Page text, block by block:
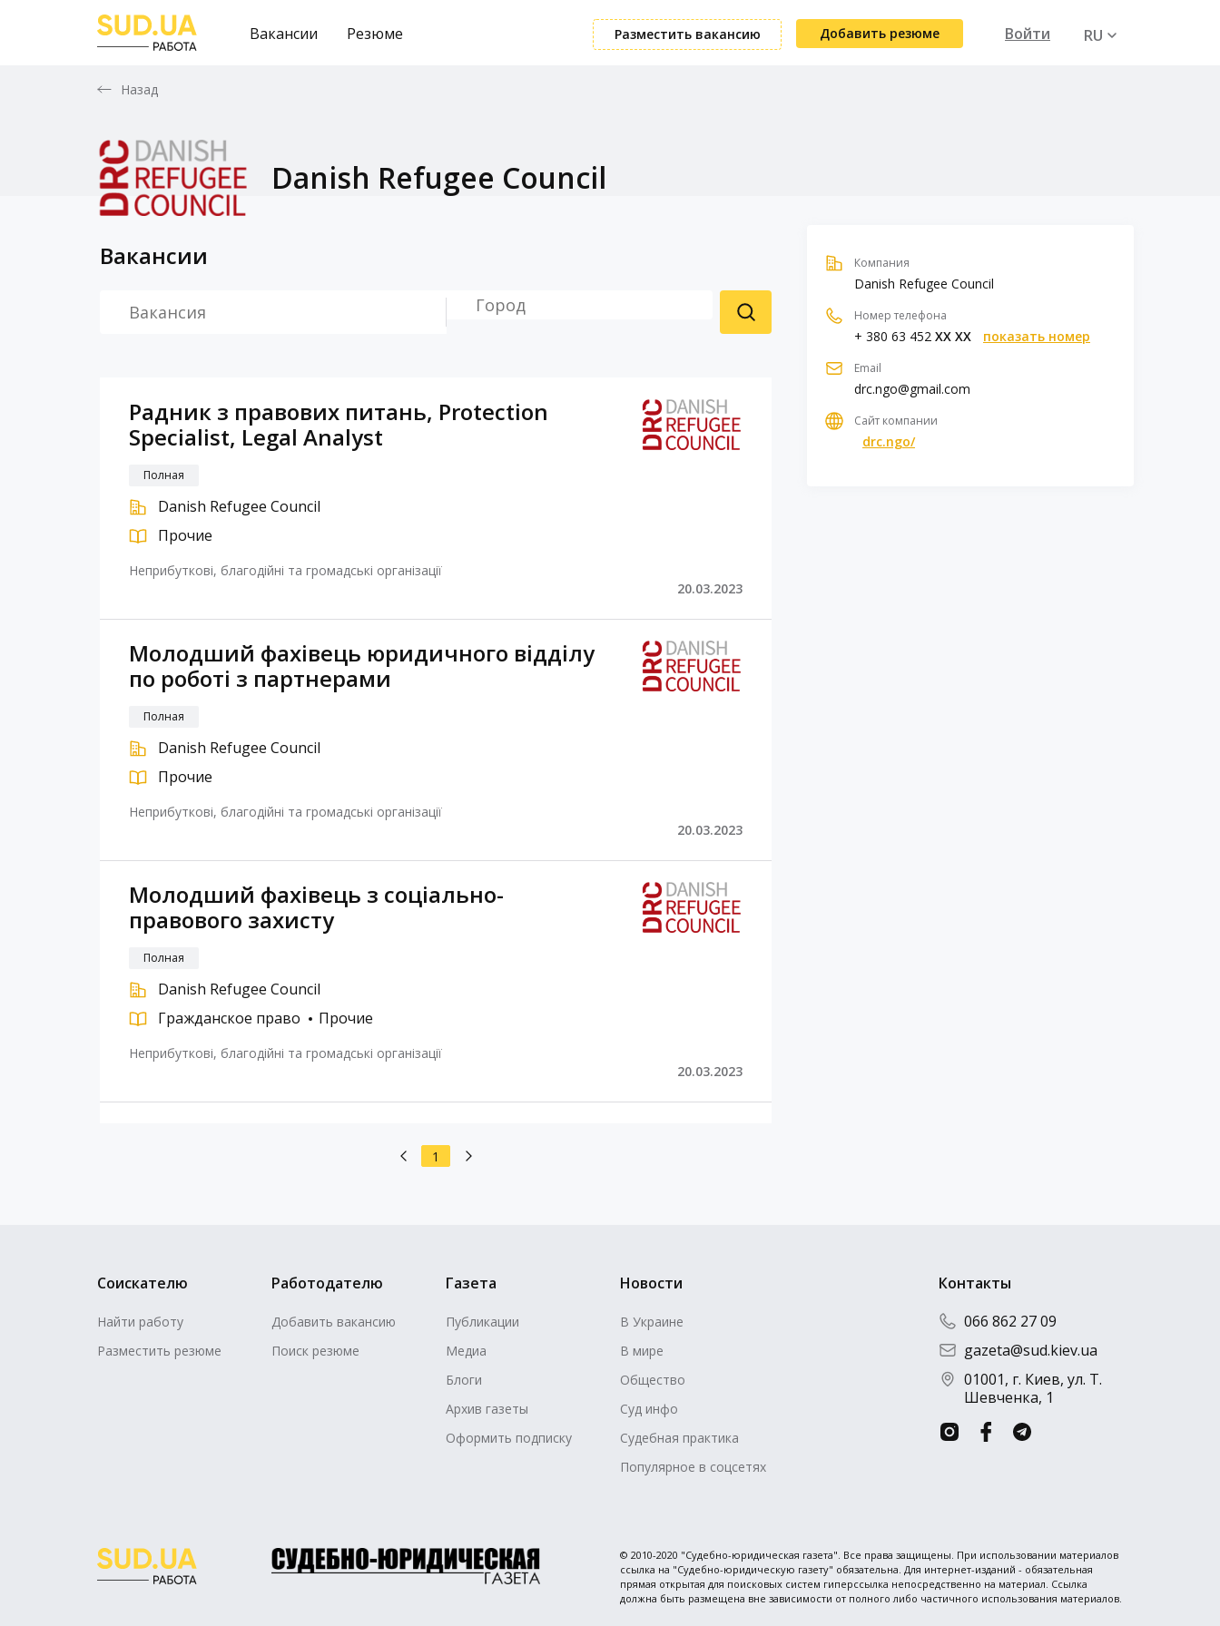
Вакансии Резюме Разместить вакансию Добавить резюме Войти
RU
Назад
Danish Refugee Council
Вакансии
Радник з правових питань, Protection
Specialist, Legal Analyst
Полная
Danish Refugee Council
Прочие
Неприбуткові, благодійні та громадські організації
20.03.2023
Молодший фахівець юридичного відділу
по роботі з партнерами
Полная
Danish Refugee Council
Прочие
Неприбуткові, благодійні та громадські організації
20.03.2023
Молодший фахівець з соціально-
правового захисту
Полная
Danish Refugee Council
Гражданское право
Прочие
Неприбуткові, благодійні та громадські організації
20.03.2023
1
Компания
Danish Refugee Council
Номер телефона
+ 380 63 452 XX XX показать номер
Email
drc.ngo@gmail.com
Сайт компании
drc.ngo/
Соискателю
Найти работу
Разместить резюме
Работодателю
Добавить вакансию
Поиск резюме
Газета
Публикации
Медиа
Блоги
Архив газеты
Оформить подписку
Новости
В Украине
В мире
Общество
Суд инфо
Судебная практика
Популярное в соцсетях
Контакты
066 862 27 09
gazeta@sud.kiev.ua
01001, г. Киев, ул. Т.
Шевченка, 1
© 2010-2020 "Судебно-юридическая газета". Все права защищены. При использовании материалов
ссылка на "Судебно-юридическую газету" обязательна. Для интернет-изданий - обязательная
прямая открытая для поисковых систем гиперссылка непосредственно на материал. Ссылка
должна быть размещена вне зависимости от полного либо частичного использования материалов.